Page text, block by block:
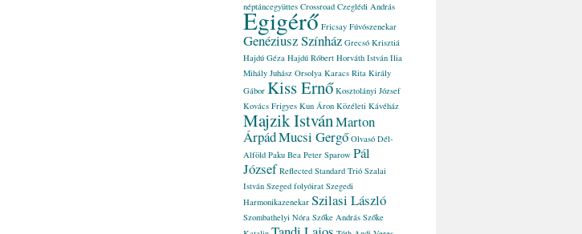
néptáncegyüttes Crossroad Czeglédi András
Egigérő Fricsay Fúvószenekar
Genéziusz Színház Grecsó Krisztiá
Hajdú Géza Hajdú Róbert Horváth István Ilia
Mihály Juhász Orsolya Karacs Rita Király
Gábor Kiss Ernő Kosztolányi József
Kovács Frigyes Kun Áron Közéleti Kávéház
Majzik IstvánMarton
ÁrpádMucsi Gergő Olvasó Dél-
Alföld Paku Bea Peter Sparow Pál
József Reflected Standard Trió Szalai
István Szeged folyóirat Szegedi
Harmonikazenekar Szilasi László
Szombathelyi Nóra Szőke András Szőke